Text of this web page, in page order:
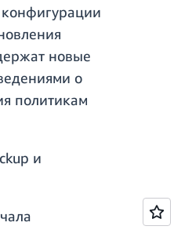
новые
о
политикам
и